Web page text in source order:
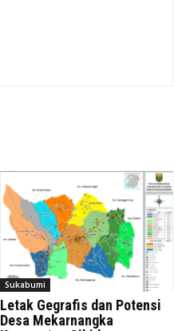
Sukabumi
Letak Gegrafis dan Potensi
Desa Mekarnangka